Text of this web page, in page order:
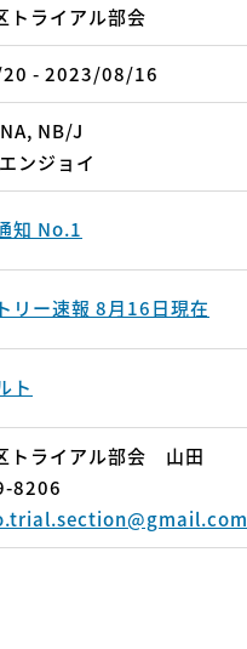
トライアル部会
- 2023/08/16
NB/J
ンジョイ
知 No.1
リー速報 8月16日現在
ト
トライアル部会 山田
8206